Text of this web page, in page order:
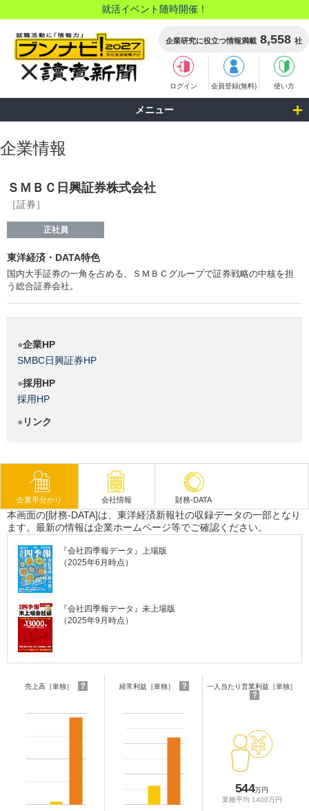
就活イベント随時開催！
企業研究に役立つ情報満載 8,558 社
ログイン 会員登録(無料) 使い方
メニュー
企業情報
ＳＭＢＣ日興証券株式会社
［証券］
正社員
東洋経済・DATA特色
国内大手証券の一角を占める、ＳＭＢＣグループで証券戦略の中核を担
う総合証券会社。
企業HP
SMBC日興証券HP
採用HP
採用HP
リンク
企業早分かり 会社情報 財務-DATA
本画面の[財務-DATA]は、東洋経済新報社の収録データの一部となり
ます。最新の情報は企業ホームページ等でご確認ください。
『会社四季報データ』上場版
（2025年6月時点）
『会社四季報データ』未上場版
（2025年9月時点）
売上高［単独］ ？ 経常利益［単独］ ？ 一人当たり営業利益［単独］
？
544万円
業種平均 1400万円